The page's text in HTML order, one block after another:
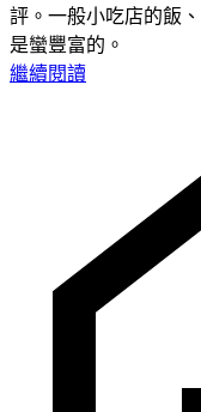
評。一般小吃店的飯
是蠻豐富的。
繼續閱讀